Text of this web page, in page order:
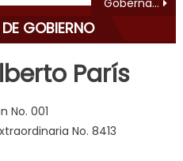
Gobernador Lacava inspeccionó trabajos de rehabilitación integral del Hospital de Bejuma
GOBIERNO
París
No. 001
No. 8413